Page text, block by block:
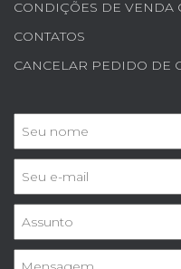
CONDIÇÕES DE VENDA
CONTATOS
CANCELAR PEDIDO DE